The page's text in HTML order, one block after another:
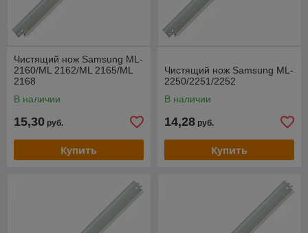
Чистящий нож Samsung ML-
2160/ML 2162/ML 2165/ML
2168
В наличии
15,30 руб.
Купить
Чистящий нож Samsung ML-
2250/2251/2252
В наличии
14,28 руб.
Купить